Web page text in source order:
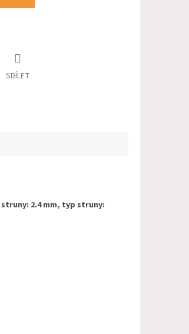
SDÍLET
2.4 mm, typ struny: